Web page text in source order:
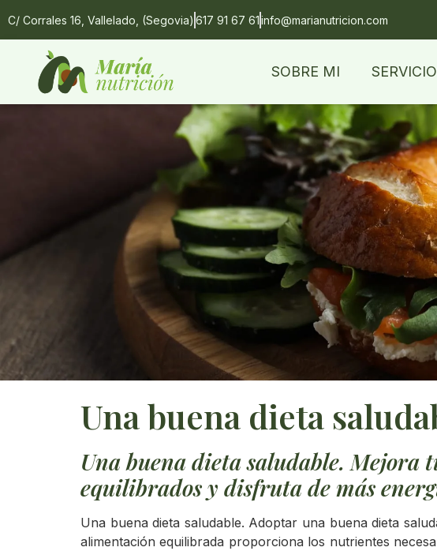
C/ Corrales 16, Vallelado, (Segovia) 617 91 67 61info@marianutricion.com
SOBRE MI
Una buena dieta
Una buena dieta saludable.
equilibrados y disfruta de más
Una buena dieta saludable. Adoptar una buena dieta
alimentación equilibrada proporciona los nutrientes